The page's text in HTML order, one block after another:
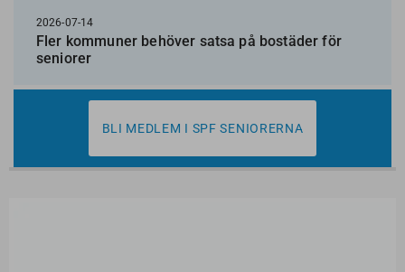
2026-07-14
Fler kommuner behöver satsa på bostäder för
seniorer
BLI MEDLEM I SPF SENIORERNA